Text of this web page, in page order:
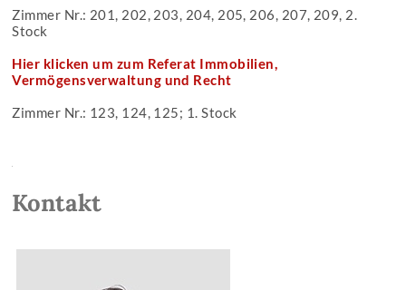
Zimmer Nr.: 201, 202, 203, 204, 205, 206, 207, 209, 2.
Stock
Hier klicken um zum Referat Immobilien,
Vermögensverwaltung und Recht
Zimmer Nr.: 123, 124, 125; 1. Stock
Kontakt